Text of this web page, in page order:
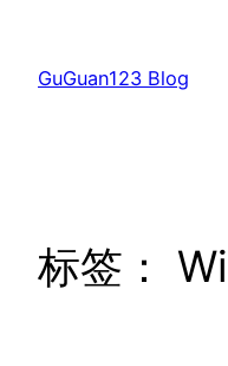
GuGuan123 Blog
标签：